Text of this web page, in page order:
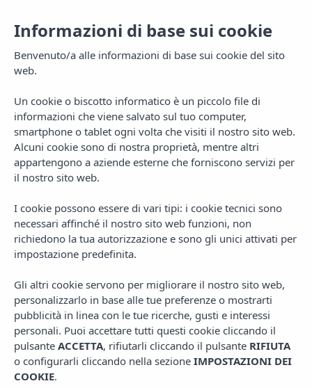
PIANI IBIZA
Ristorante Seahorse
Informazioni di base sui cookie
Benvenuto/a alle informazioni di base sui cookie del sito
web.
Un cookie o biscotto informatico è un piccolo file di
informazioni che viene salvato sul tuo computer,
smartphone o tablet ogni volta che visiti il nostro sito web.
Alcuni cookie sono di nostra proprietà, mentre altri
appartengono a aziende esterne che forniscono servizi per
il nostro sito web.
I cookie possono essere di vari tipi: i cookie tecnici sono
necessari affinché il nostro sito web funzioni, non
richiedono la tua autorizzazione e sono gli unici attivati per
impostazione predefinita.
Gli altri cookie servono per migliorare il nostro sito web,
personalizzarlo in base alle tue preferenze o mostrarti
pubblicità in linea con le tue ricerche, gusti e interessi
personali. Puoi accettare tutti questi cookie cliccando il
pulsante ACCETTA, rifiutarli cliccando il pulsante RIFIUTA
o configurarli cliccando nella sezione IMPOSTAZIONI DEI
COOKIE.